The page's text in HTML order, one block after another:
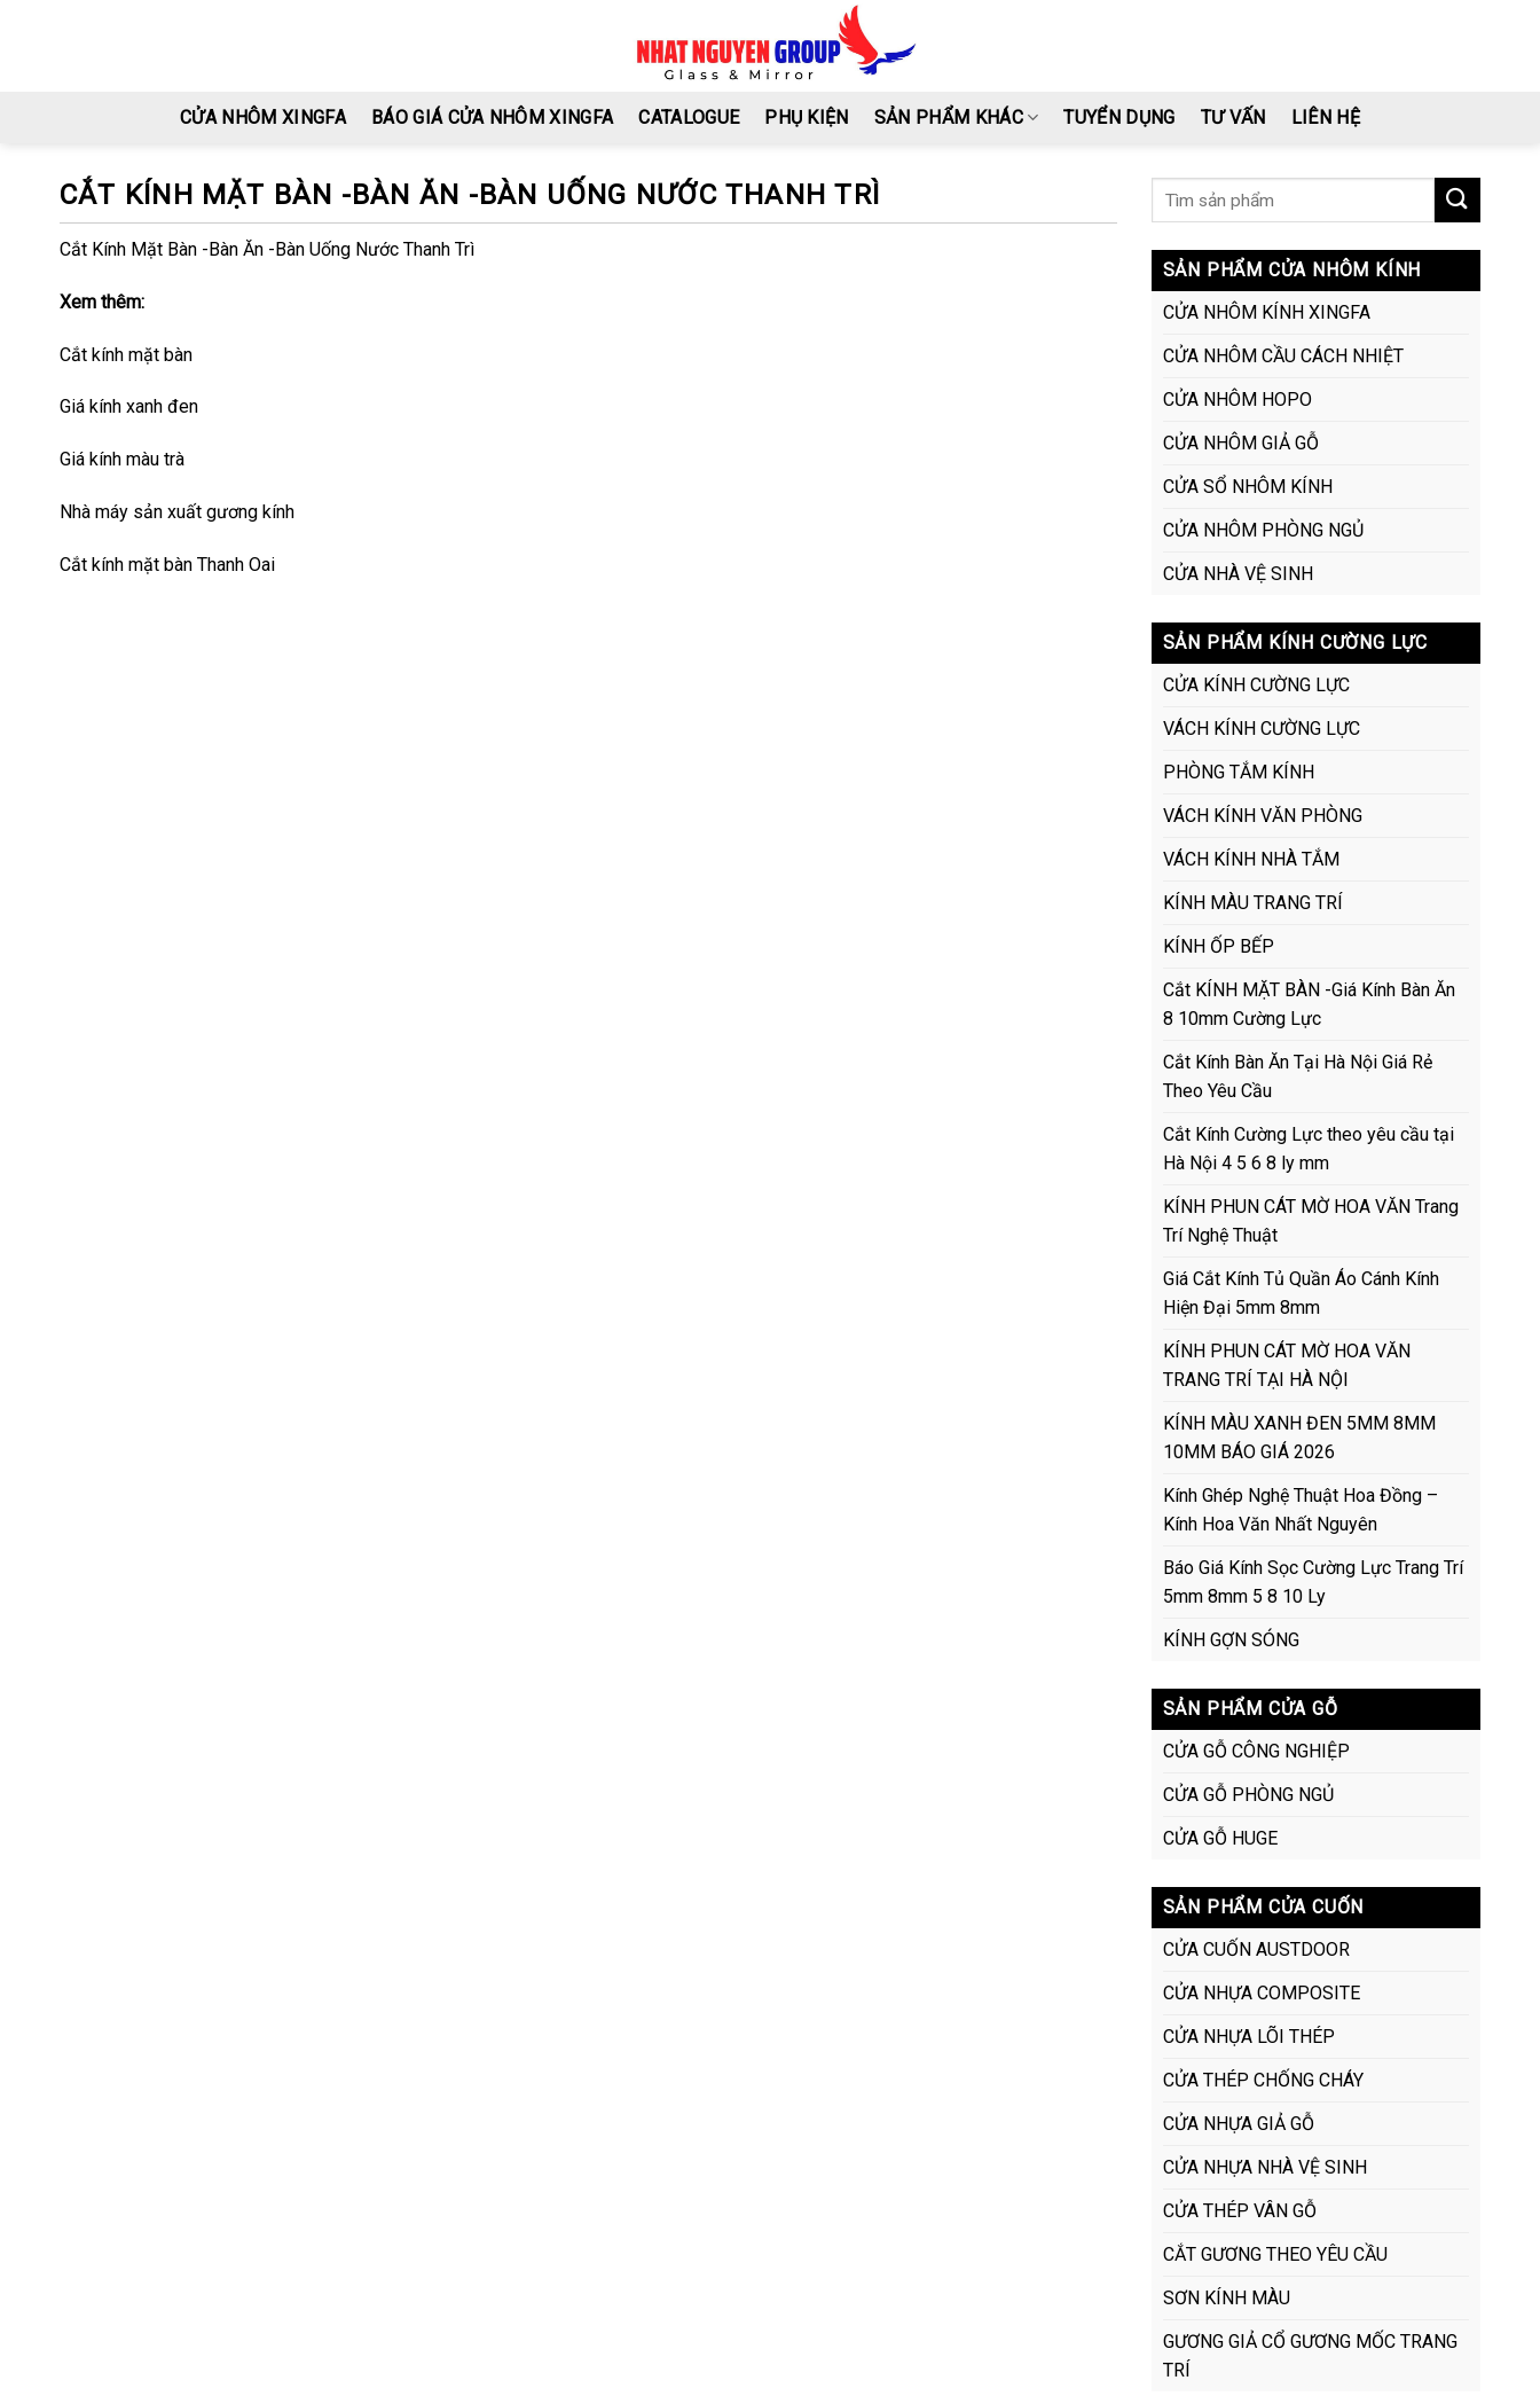
CỬA NHÔM XINGFA BÁO GIÁ CỬA NHÔM XINGFA CATALOGUE PHỤ KIỆN SẢN PHẨM KHÁC TUYỂN DỤNG TƯ VẤN LIÊN HỆ
CẮT KÍNH MẶT BÀN -BÀN ĂN -BÀN UỐNG NƯỚC THANH TRÌ
Cắt Kính Mặt Bàn -Bàn Ăn -Bàn Uống Nước Thanh Trì
Xem thêm:
Cắt kính mặt bàn
Giá kính xanh đen
Giá kính màu trà
Nhà máy sản xuất gương kính
Cắt kính mặt bàn Thanh Oai
SẢN PHẨM CỬA NHÔM KÍNH
CỬA NHÔM KÍNH XINGFA
CỬA NHÔM CẦU CÁCH NHIỆT
CỬA NHÔM HOPO
CỬA NHÔM GIẢ GỖ
CỬA SỔ NHÔM KÍNH
CỬA NHÔM PHÒNG NGỦ
CỬA NHÀ VỆ SINH
SẢN PHẨM KÍNH CƯỜNG LỰC
CỬA KÍNH CƯỜNG LỰC
VÁCH KÍNH CƯỜNG LỰC
PHÒNG TẮM KÍNH
VÁCH KÍNH VĂN PHÒNG
VÁCH KÍNH NHÀ TẮM
KÍNH MÀU TRANG TRÍ
KÍNH ỐP BẾP
Cắt KÍNH MẶT BÀN -Giá Kính Bàn Ăn
8 10mm Cường Lực
Cắt Kính Bàn Ăn Tại Hà Nội Giá Rẻ
Theo Yêu Cầu
Cắt Kính Cường Lực theo yêu cầu tại
Hà Nội 4 5 6 8 ly mm
KÍNH PHUN CÁT MỜ HOA VĂN Trang
Trí Nghệ Thuật
Giá Cắt Kính Tủ Quần Áo Cánh Kính
Hiện Đại 5mm 8mm
KÍNH PHUN CÁT MỜ HOA VĂN
TRANG TRÍ TẠI HÀ NỘI
KÍNH MÀU XANH ĐEN 5MM 8MM
10MM BÁO GIÁ 2026
Kính Ghép Nghệ Thuật Hoa Đồng –
Kính Hoa Văn Nhất Nguyên
Báo Giá Kính Sọc Cường Lực Trang Trí
5mm 8mm 5 8 10 Ly
KÍNH GỢN SÓNG
SẢN PHẨM CỬA GỖ
CỬA GỖ CÔNG NGHIỆP
CỬA GỖ PHÒNG NGỦ
CỬA GỖ HUGE
SẢN PHẨM CỬA CUỐN
CỬA CUỐN AUSTDOOR
CỬA NHỰA COMPOSITE
CỬA NHỰA LÕI THÉP
CỬA THÉP CHỐNG CHÁY
CỬA NHỰA GIẢ GỖ
CỬA NHỰA NHÀ VỆ SINH
CỬA THÉP VÂN GỖ
CẮT GƯƠNG THEO YÊU CẦU
SƠN KÍNH MÀU
GƯƠNG GIẢ CỔ GƯƠNG MỐC TRANG
TRÍ